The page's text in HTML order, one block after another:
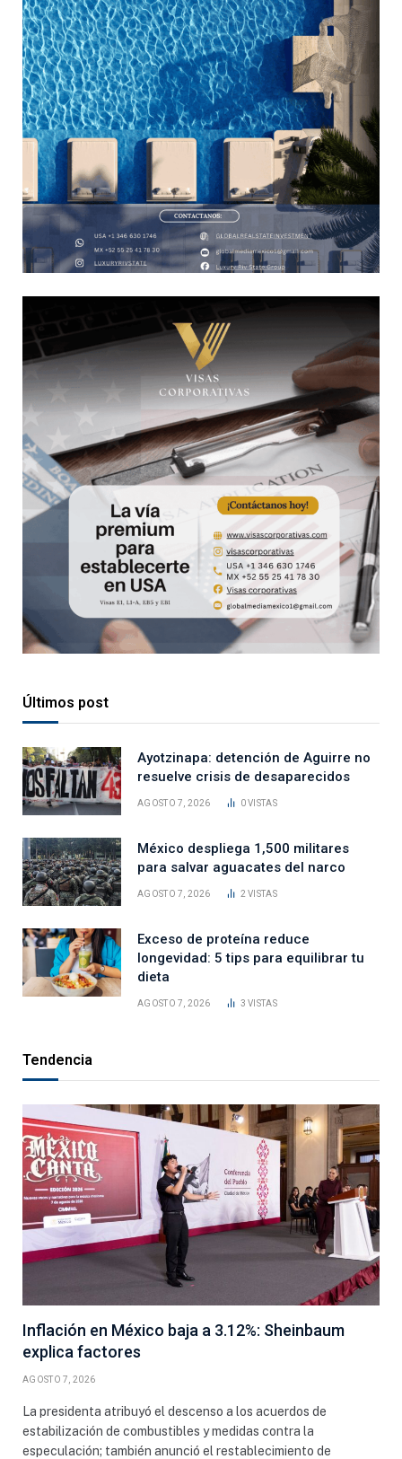
Últimos post
Ayotzinapa: detención de Aguirre no
resuelve crisis de desaparecidos
AGOSTO 7, 2026 0VISTAS
México despliega 1,500 militares
para salvar aguacates del narco
AGOSTO 7, 2026 2VISTAS
Exceso de proteína reduce
longevidad: 5 tips para equilibrar tu
dieta
AGOSTO 7, 2026 3VISTAS
Tendencia
Inflación en México baja a 3.12%: Sheinbaum
explica factores
AGOSTO 7, 2026
La presidenta atribuyó el descenso a los acuerdos de
estabilización de combustibles y medidas contra la
especulación; también anunció el restablecimiento de